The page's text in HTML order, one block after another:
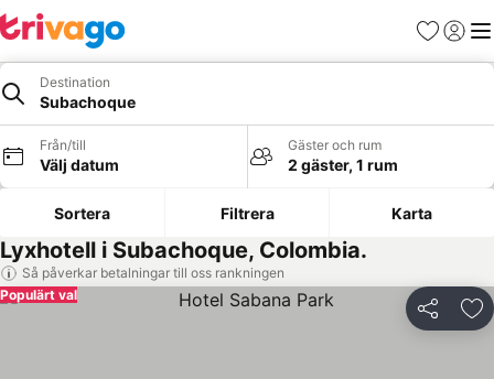
Favoriter
Logga
Destination
Subachoque
Från/till
Välj datum
Gäster och rum
2 gäster, 1 rum
Sortera Filtrera Karta
Lyxhotell i Subachoque, Colombia.
Så påverkar betalningar till oss rankningen
Dela
Populärt val